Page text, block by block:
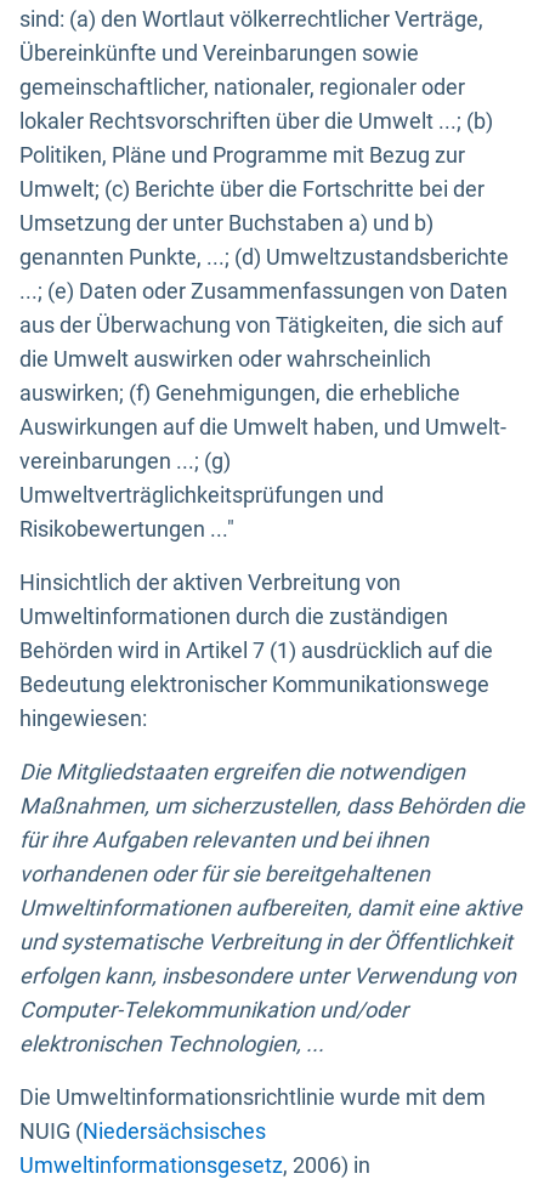
sind: (a) den Wortlaut völkerrechtlicher Verträge,
Übereinkünfte und Vereinbarungen sowie
gemeinschaftlicher, nationaler, regionaler oder
lokaler Rechtsvorschriften über die Umwelt ...; (b)
Politiken, Pläne und Programme mit Bezug zur
Umwelt; (c) Berichte über die Fortschritte bei der
Umsetzung der unter Buchstaben a) und b)
genannten Punkte, ...; (d) Umweltzustandsberichte
...; (e) Daten oder Zusammenfassungen von Daten
aus der Überwachung von Tätigkeiten, die sich auf
die Umwelt auswirken oder wahrscheinlich
auswirken; (f) Genehmigungen, die erhebliche
Auswirkungen auf die Umwelt haben, und Umwelt-
vereinbarungen ...; (g)
Umweltverträglichkeitsprüfungen und
Risikobewertungen ..."
Hinsichtlich der aktiven Verbreitung von
Umweltinformationen durch die zuständigen
Behörden wird in Artikel 7 (1) ausdrücklich auf die
Bedeutung elektronischer Kommunikationswege
hingewiesen:
Die Mitgliedstaaten ergreifen die notwendigen
Maßnahmen, um sicherzustellen, dass Behörden die
für ihre Aufgaben relevanten und bei ihnen
vorhandenen oder für sie bereitgehaltenen
Umweltinformationen aufbereiten, damit eine aktive
und systematische Verbreitung in der Öffentlichkeit
erfolgen kann, insbesondere unter Verwendung von
Computer-Telekommunikation und/oder
elektronischen Technologien, ...
Die Umweltinformationsrichtlinie wurde mit dem
NUIG (Niedersächsisches
Umweltinformationsgesetz, 2006) in